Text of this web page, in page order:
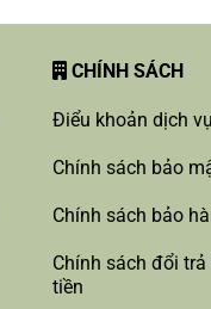
CHÍNH SÁCH
Điểu khoản dịch vụ
Chính sách bảo
Chính sách bảo
Chính sách đổi
tiền